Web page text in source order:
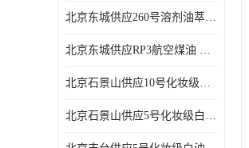
北京东城供应260号溶剂油萃取溶剂油金属萃取剂
北京东城供应RP3航空煤油 高含量国标工业级航空煤油燃料油 无色透明
北京石景山供应10号化妆级白油高精密机械润滑油
北京石景山供应5号化妆级白油缝纫机油 设备润滑油